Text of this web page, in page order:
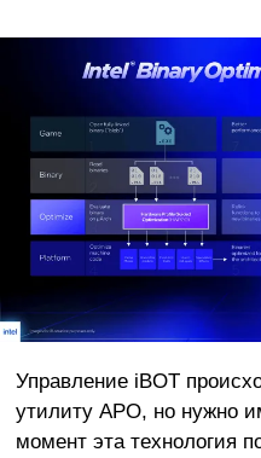
Управление iBOT
утилиту APO, но нужно
момент эта технология